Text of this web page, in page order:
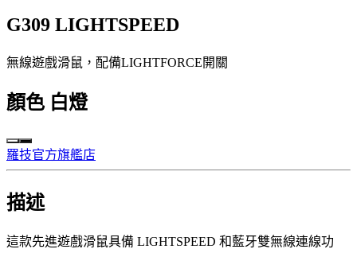
G309 LIGHTSPEED
無線遊戲滑鼠，配備LIGHTFORCE開關
顏色 白燈
羅技官方旗艦店
描述
這款先進遊戲滑鼠具備 LIGHTSPEED 和藍牙雙無線連線功